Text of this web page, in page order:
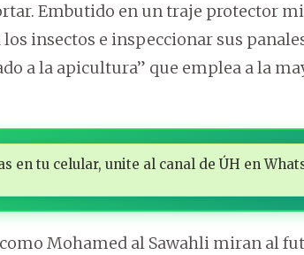
Embutido en un traje protector
insectos e inspeccionar sus
a la apicultura” que emplea a la
en tu celular, unite al canal de ÚH en
Mohamed al Sawahli miran al